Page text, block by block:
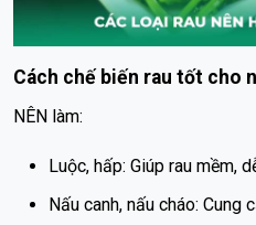
Cách chế biến rau tốt cho
NÊN làm:
Luộc, hấp: Giúp rau mềm,
Nấu canh, nấu cháo: Cung